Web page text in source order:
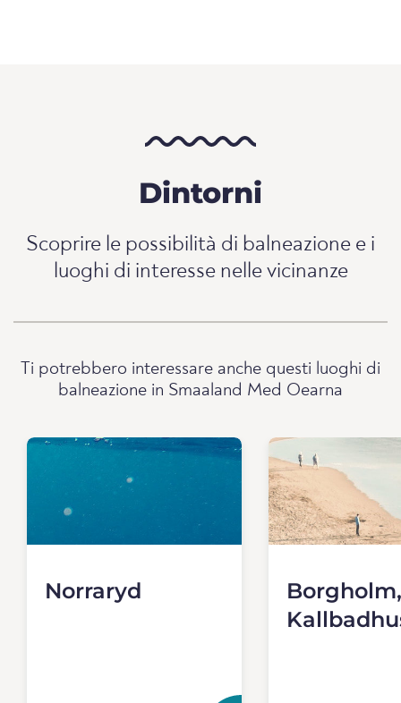
Dintorni
Scoprire le possibilità di balneazione e i
luoghi di interesse nelle vicinanze
Ti potrebbero interessare anche questi luoghi di
balneazione in Smaaland Med Oearna
Norraryd
Borgholm,